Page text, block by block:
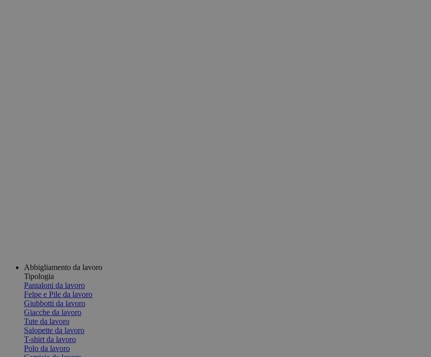
Abbigliamento da lavoro
Tipologia
Pantaloni da lavoro
Felpe e Pile da lavoro
Giubbotti da lavoro
Giacche da lavoro
Tute da lavoro
Salopette da lavoro
T-shirt da lavoro
Polo da lavoro